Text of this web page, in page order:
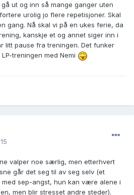
ut og inn så mange ganger uten
urolig jo flere repetisjoner. Skal
gang. Nå skal vi på en ukes ferie, da
kanskje et og annet siger inn i
litt pause fra treningen. Det funker
treningen med Nemi
valper noe særlig, men etterhvert
går det seg til av seg selv (et
sep-angst, hun kan være alene i
men blir stresset andre steder).